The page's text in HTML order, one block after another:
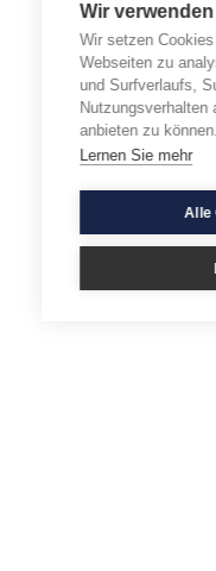
Wir
Wir setzen
Webseiten zu
und Surfverlaufs,
Nutzungsverhalten
anbieten zu können.
Lernen Sie mehr
Alle